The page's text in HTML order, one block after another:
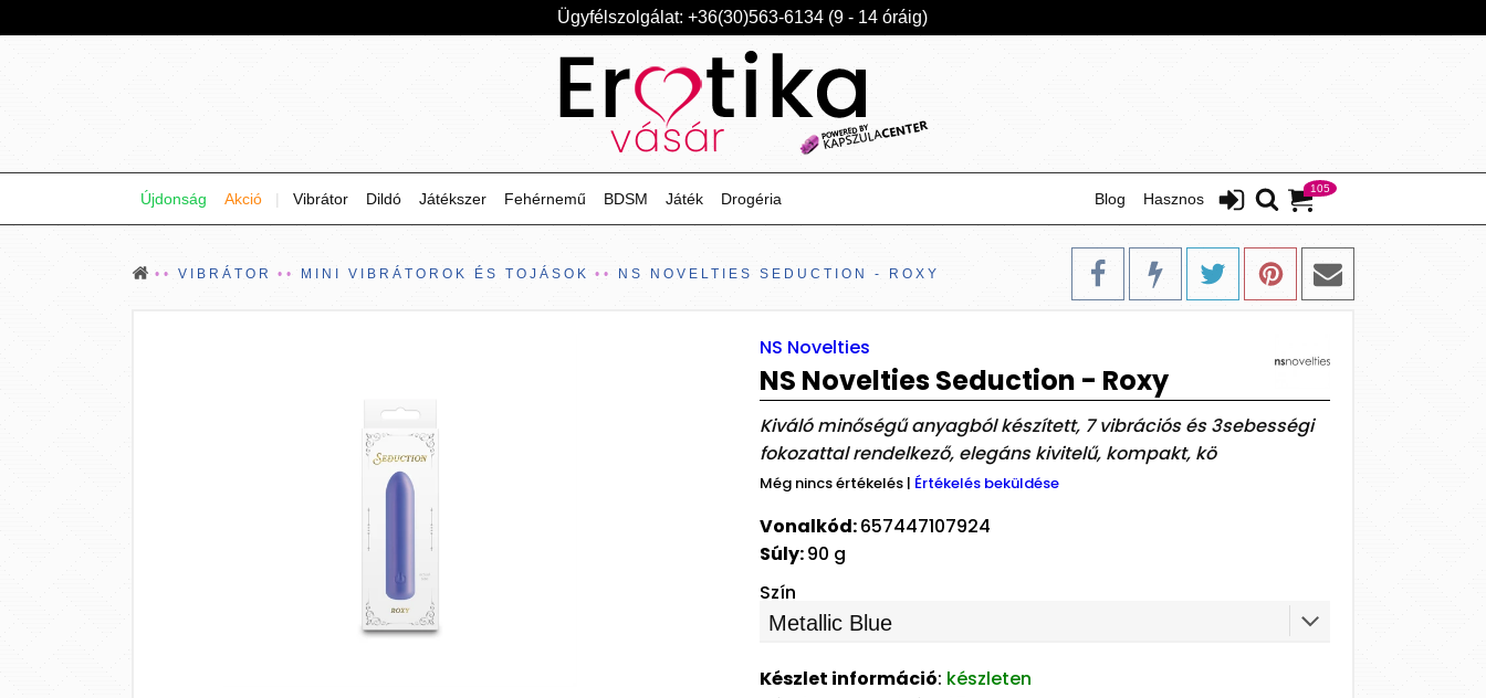
Ügyfélszolgálat: +36(30)563-6134 (9 - 14 óráig)
105
Hasznos
Újdonság Blog
Akció | Vibrátor Dildó Játékszer Fehérnemű BDSM Játék Drogéria
VIBRÁTOR MINI VIBRÁTOROK ÉS TOJÁSOK NS NOVELTIES SEDUCTION - ROXY
NS Novelties
NS Novelties Seduction - Roxy
Kiváló minőségű anyagból készített, 7 vibrációs és 3sebességi
fokozattal rendelkező, elegáns kivitelű, kompakt, kö
Még nincs értékelés | Értékelés beküldése
Vonalkód:657447107924
Súly:90 g
Szín
Készlet információ: készleten